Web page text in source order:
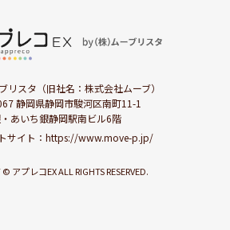
リスタ（旧社名：株式会社ムーブ）
静岡県静岡市駿河区南町11-1
あいち銀静岡駅南ビル6階
サイト： https://www.move-p.jp/
© アプレコEX ALL RIGHTS RESERVED.